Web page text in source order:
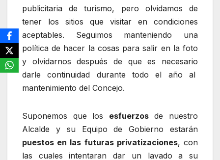
publicitaria de turismo, pero olvidamos de
tener los sitios que visitar en condiciones
aceptables. Seguimos manteniendo una
política de hacer la cosas para salir en la foto
y olvidarnos después de que es necesario
darle continuidad durante todo el año al
mantenimiento del Concejo.
Suponemos que los esfuerzosde nuestro
Alcalde y su Equipo de Gobierno estarán
puestos en las futuras privatizaciones, con
las cuales intentaran dar un lavado a su